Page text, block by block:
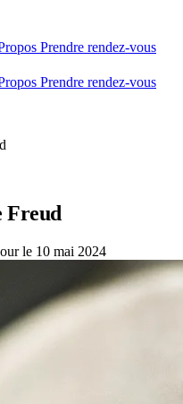
Prendre rendez-vous
Prendre rendez-vous
Freud
le 10 mai 2024